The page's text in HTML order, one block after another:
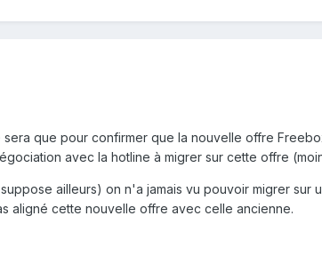
que pour confirmer que la nouvelle offre
avec la hotline à migrer sur cette offre
ailleurs) on n'a jamais vu pouvoir migrer
aligné cette nouvelle offre avec celle ancienne.